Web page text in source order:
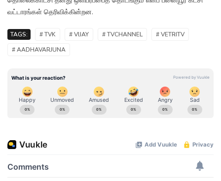
வட்டாரங்கள் தெரிவிக்கின்றன.
TAGS: # TVK # VIJAY # TVCHANNEL
# VETRITV
# AADHAVARJUNA